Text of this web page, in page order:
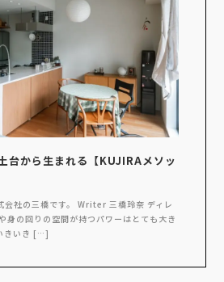
台から生まれる【KUJIRAメソッ
会社の三橋です。 Writer 三橋玲奈 ディレ
身の回りの空間が持つパワーはとても大き
きいき […]